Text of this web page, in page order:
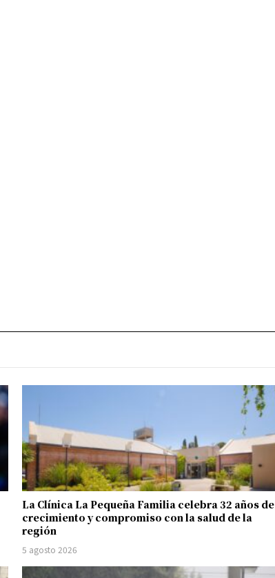
La Clínica La Pequeña Familia celebra 32 años de
crecimiento y compromiso con la salud de la
región
5 agosto 2026